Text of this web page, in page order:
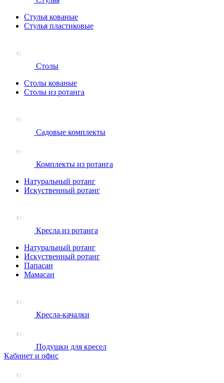
Стулья кованые
Стулья пластиковые
Столы
Столы кованые
Столы из ротанга
Садовые комплекты
Комплекты из ротанга
Натуральный ротанг
Искуственный ротанг
Кресла из ротанга
Натуральный ротанг
Искуственный ротанг
Папасан
Мамасан
Кресла-качалки
Подушки для кресел
Кабинет и офис